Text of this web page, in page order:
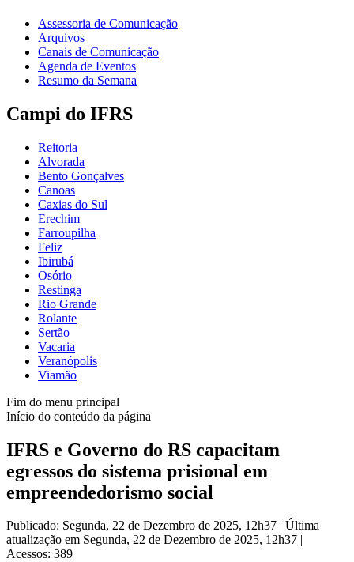
Assessoria de Comunicação
Arquivos
Canais de Comunicação
Agenda de Eventos
Resumo da Semana
Campi do IFRS
Reitoria
Alvorada
Bento Gonçalves
Canoas
Caxias do Sul
Erechim
Farroupilha
Feliz
Ibirubá
Osório
Restinga
Rio Grande
Rolante
Sertão
Vacaria
Veranópolis
Viamão
Fim do menu principal
Início do conteúdo da página
IFRS e Governo do RS capacitam
egressos do sistema prisional em
empreendedorismo social
Publicado: Segunda, 22 de Dezembro de 2025, 12h37 | Última
atualização em Segunda, 22 de Dezembro de 2025, 12h37 |
Acessos: 389